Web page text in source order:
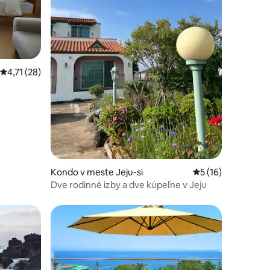
248
Priemerné ohodnotenie 4,71 z 5, počet hodnotení: 28
4,71 (28)
Kondo v meste Jeju-si Priemerné
5 (16)
Dve rodinné izby a dve kúpeľne v Jeju